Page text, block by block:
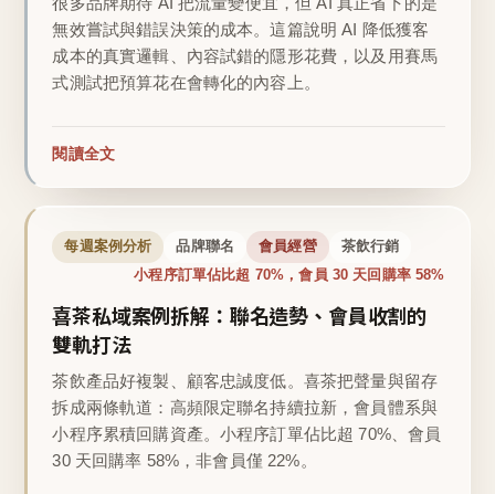
無效嘗試與錯誤決策的成本。這篇說明 AI 降低獲客
成本的真實邏輯、內容試錯的隱形花費，以及用賽馬
式測試把預算花在會轉化的內容上。
閱讀全文
每週案例分析 品牌聯名 會員經營 茶飲行銷
小程序訂單佔比超 70%，會員 30 天回購率 58%
喜茶私域案例拆解：聯名造勢、會員收割的
雙軌打法
茶飲產品好複製、顧客忠誠度低。喜茶把聲量與留存
拆成兩條軌道：高頻限定聯名持續拉新，會員體系與
小程序累積回購資產。小程序訂單佔比超 70%、會員
30 天回購率 58%，非會員僅 22%。